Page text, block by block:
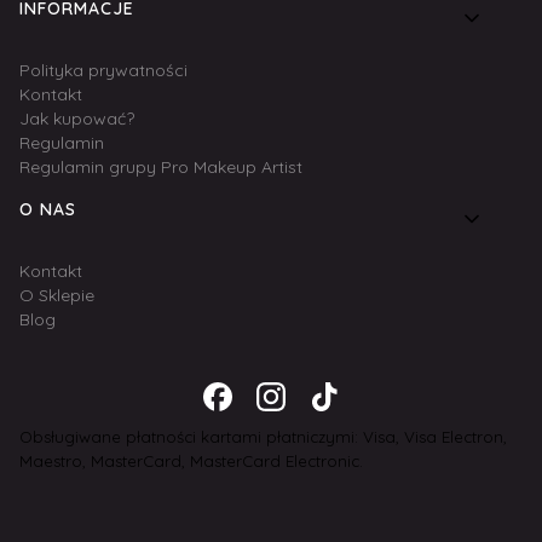
INFORMACJE
Polityka prywatności
Kontakt
Jak kupować?
Regulamin
Regulamin grupy Pro Makeup Artist
O NAS
Kontakt
O Sklepie
Blog
Obsługiwane płatności kartami płatniczymi: Visa, Visa Electron,
Maestro, MasterCard, MasterCard Electronic.